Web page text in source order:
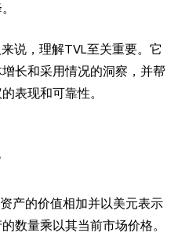
说，理解TVL至关重要。它
长和采用情况的洞察，并帮
表现和可靠性。
产的价值相加并以美元表示
数量乘以其当前市场价格。